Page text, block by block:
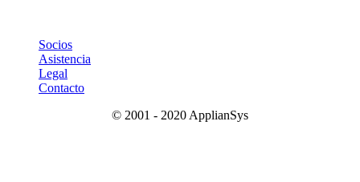
Socios
Asistencia
Legal
Contacto
© 2001 - 2020 ApplianSys